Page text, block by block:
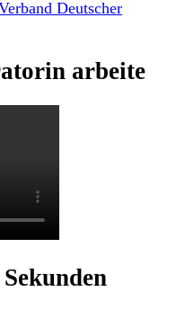
arbeite